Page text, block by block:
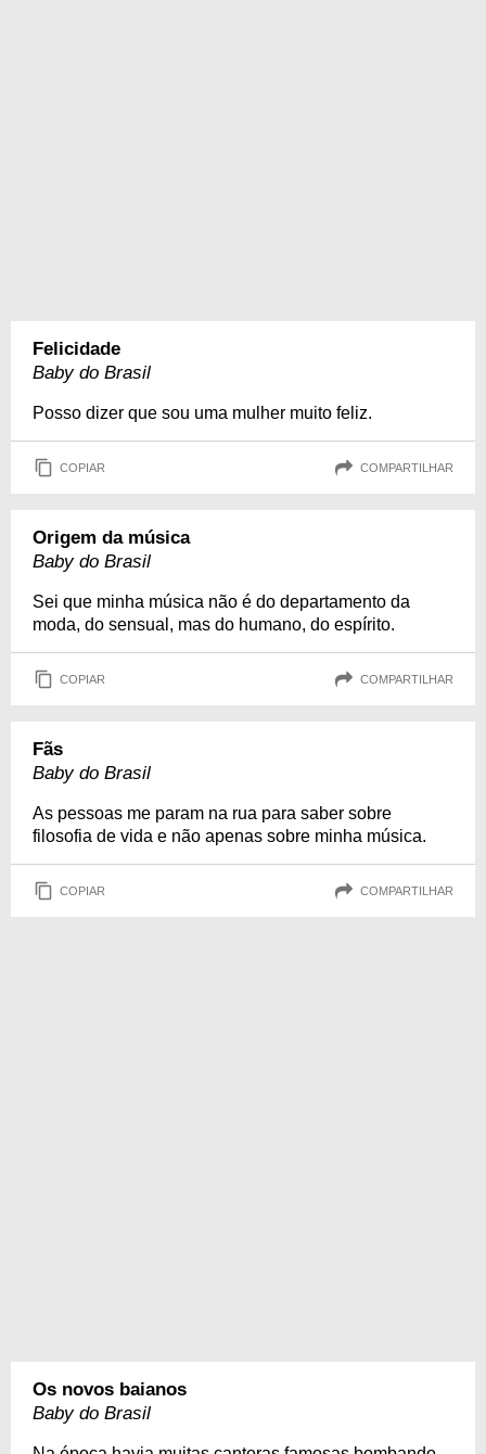
Felicidade
Baby do Brasil
Posso dizer que sou uma mulher muito feliz.
COPIAR COMPARTILHAR
Origem da música
Baby do Brasil
Sei que minha música não é do departamento da
moda, do sensual, mas do humano, do espírito.
COPIAR COMPARTILHAR
Fãs
Baby do Brasil
As pessoas me param na rua para saber sobre
filosofia de vida e não apenas sobre minha música.
COPIAR COMPARTILHAR
Os novos baianos
Baby do Brasil